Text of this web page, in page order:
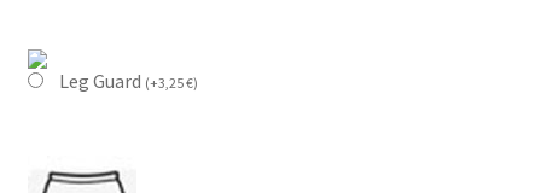
Leg Guard (+3,25€)